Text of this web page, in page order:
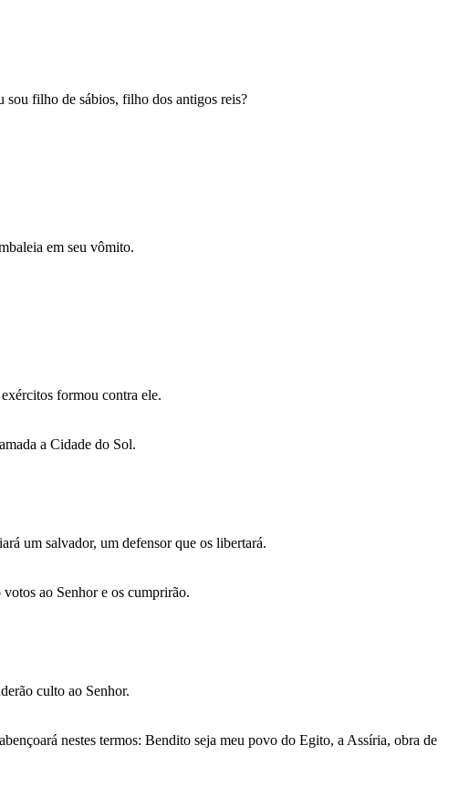
sou filho de sábios, filho dos antigos reis?
em seu vômito.
formou contra ele.
a Cidade do Sol.
um salvador, um defensor que os libertará.
ao Senhor e os cumprirão.
culto ao Senhor.
nestes termos: Bendito seja meu povo do Egito, a Assíria, obra de